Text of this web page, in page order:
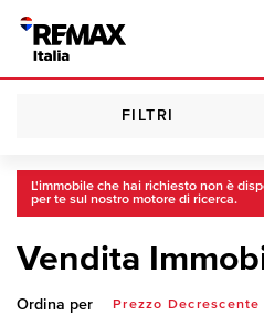
FILTRI
L'immobile che hai richiesto non è
per te sul nostro motore di ricerca.
Vendita
Ordina per